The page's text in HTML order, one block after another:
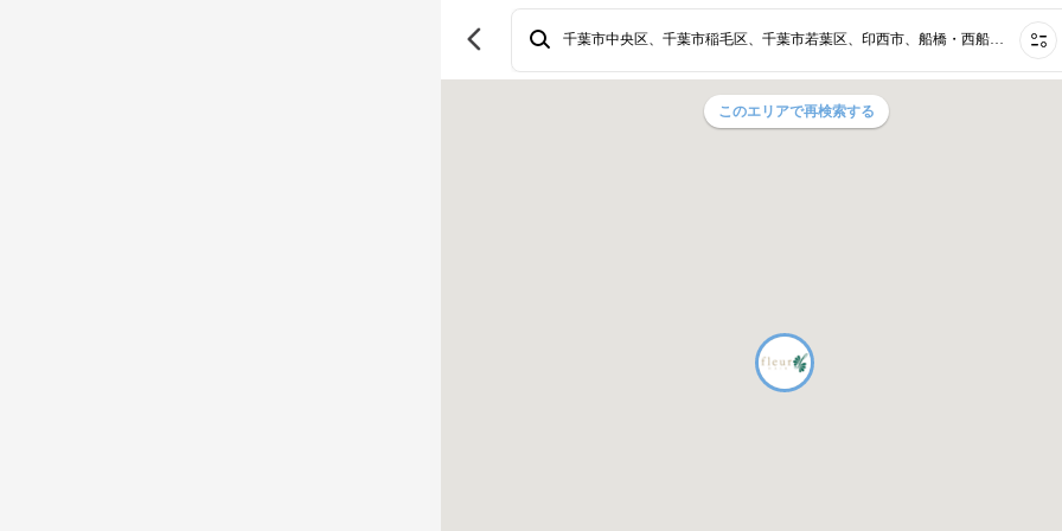
千葉市中央区、千葉市稲毛区、千葉市若葉区、印西市、船橋・西船橋、習志野・大久保・高根公団、流山・三郷・野田、柏・我孫子、柏たなか、八千代・佐倉・成田・香取⋯
このエリアで再検索する